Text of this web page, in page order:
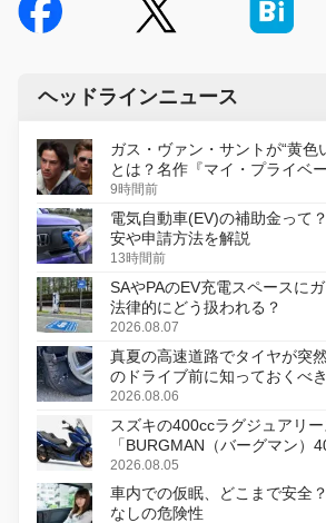
ヘッドラインニュース
ガス・ヴァン・サントが“黄色
とは？名作『マイ・プライベ
初のデジタルリマスター版で復
9時間前
電気自動車(EV)の補助金って
安や申請方法を解説
13時間前
SAやPAのEV充電スペースに
法律的にどう扱われる？
2026.08.07
真夏の高速道路でタイヤが突
のドライブ前に知っておくべ
2026.08.06
スズキの400ccラグジュアリ
「BURGMAN（バーグマン）
変更し、8月18日に発売
2026.08.05
車内での仮眠、どこまで安全
なしの危険性